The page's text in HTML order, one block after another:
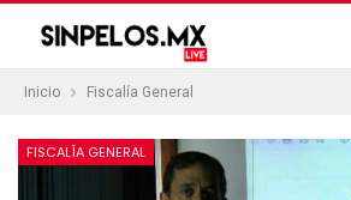
Inicio Fiscalía General
FISCALÍA GENERAL